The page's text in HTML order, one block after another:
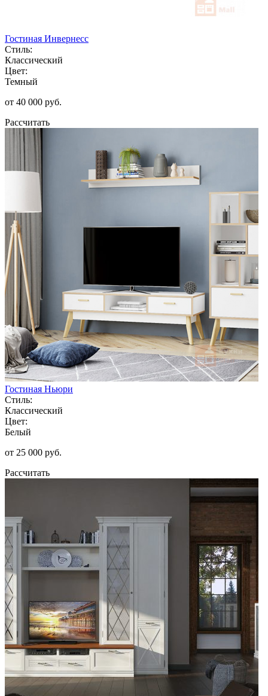
Гостиная Инвернесс
Стиль:
Классический
Цвет:
Темный
от 40 000 руб.
Рассчитать
Гостиная Ньюри
Стиль:
Классический
Цвет:
Белый
от 25 000 руб.
Рассчитать